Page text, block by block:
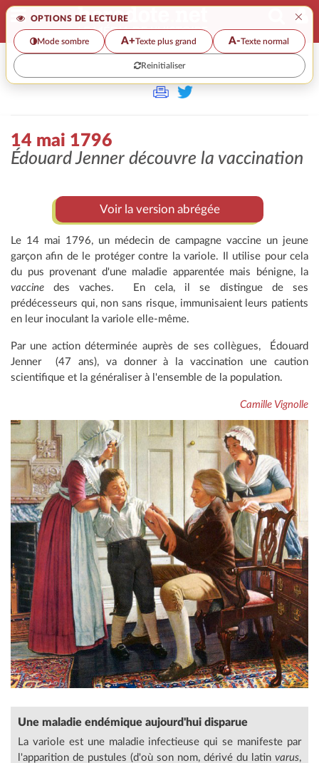
OPTIONS DE LECTURE ×
Mode sombre A+Texte plus grand A-Texte normal
Reinitialiser
>
14 mai 1796
Édouard Jenner découvre la vaccination
Voir la version abrégée
Le 14 mai 1796, un médecin de campagne vaccine un jeune
garçon afin de le protéger contre la variole. Il utilise pour cela
du pus provenant d'une maladie apparentée mais bénigne, la
vaccine des vaches. En cela, il se distingue de ses
prédécesseurs qui, non sans risque, immunisaient leurs patients
en leur inoculant la variole elle-même.
Par une action déterminée auprès de ses collègues, Édouard
Jenner (47 ans), va donner à la vaccination une caution
scientifique et la généraliser à l'ensemble de la population.
Camille Vignolle
Une maladie endémique aujourd'hui disparue
La variole est une maladie infectieuse qui se manifeste par
l'apparition de pustules (d'où son nom, dérivé du latin varus,